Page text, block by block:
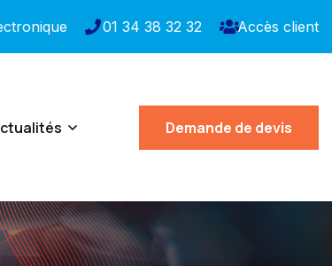
01 34 38 32 32 Accès client
Demande de devis